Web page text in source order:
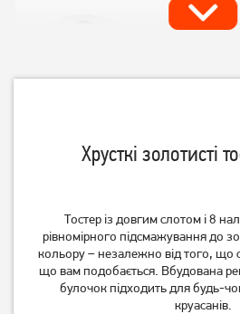
грн
499грн 1
Хрусткі золотисті
Тостер із довгим слотом і 8
рівномірного підсмажування до
кольору – незалежно від того, що
що вам подобається. Вбудована
булочок підходить для будь-
круасанів.